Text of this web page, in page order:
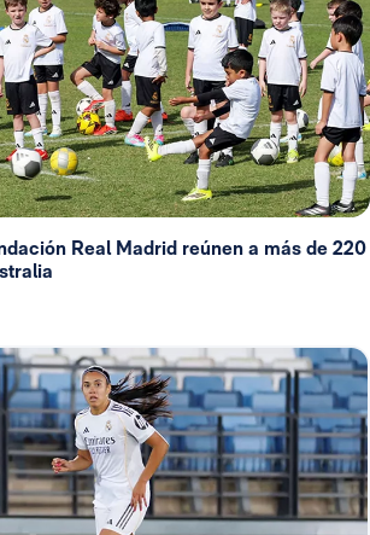
Real Madrid reúnen a más de 220